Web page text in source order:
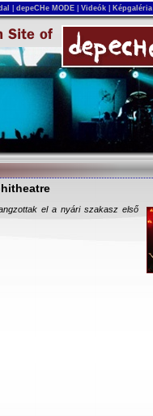
depeCHe MODE Videók Képgaléria
el a nyári szakasz első